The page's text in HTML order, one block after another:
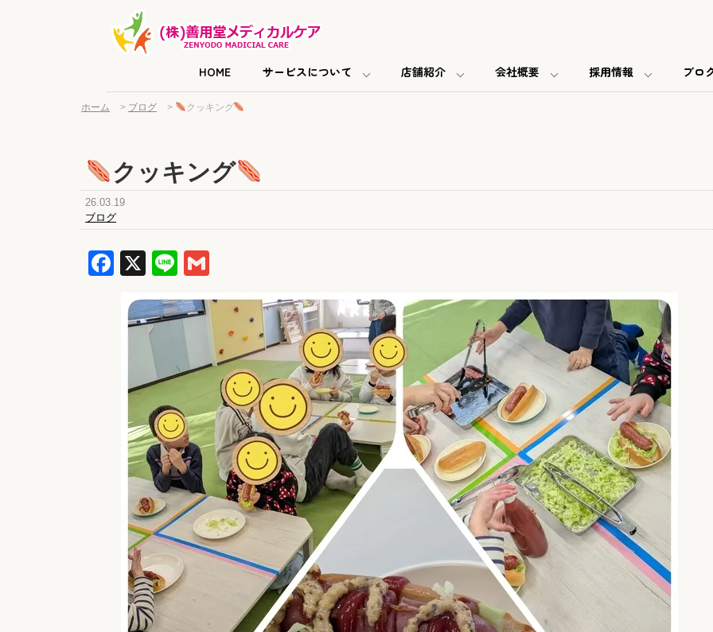
HOME サービスについて 店舗紹介 会社概要 採用情報 ブロ
ホーム > ブログ > クッキング
クッキング
26.03.19
ブログ
Facebook
X Line